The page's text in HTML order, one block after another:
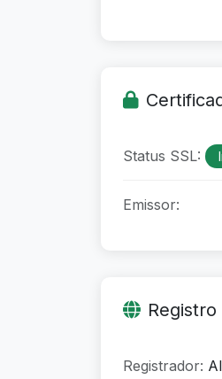
Status SSL:
Emissor:
Registrador: